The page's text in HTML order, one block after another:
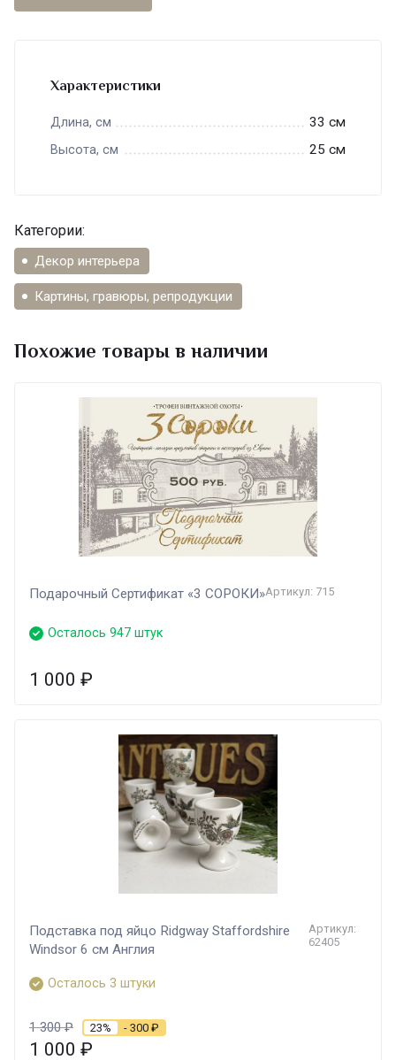
Характеристики
Длина, см 33 см
Высота, см 25 см
Категории:
Декор интерьера
Картины, гравюры, репродукции
Похожие товары в наличии
Подарочный Сертификат «3 СОРОКИ»Артикул: 715
Осталось 947 штук
1 000 ₽
Подставка под яйцо Ridgway Staffordshire
Windsor 6 см Англия
Артикул:
62405
Осталось 3 штуки
1 300₽ 23% - 300 ₽
1 000 ₽